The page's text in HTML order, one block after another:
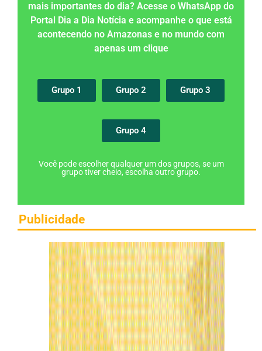
mais importantes do dia? Acesse o WhatsApp do
Portal Dia a Dia Notícia e acompanhe o que está
acontecendo no Amazonas e no mundo com
apenas um clique
Grupo 1 Grupo 2 Grupo 3
Grupo 4
Você pode escolher qualquer um dos grupos, se um
grupo tiver cheio, escolha outro grupo.
Publicidade